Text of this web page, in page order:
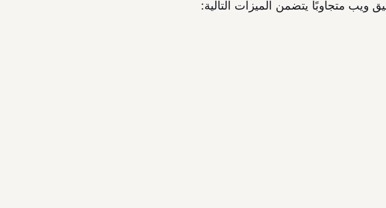
متجاوبًا يتضمن الميزات التالية: